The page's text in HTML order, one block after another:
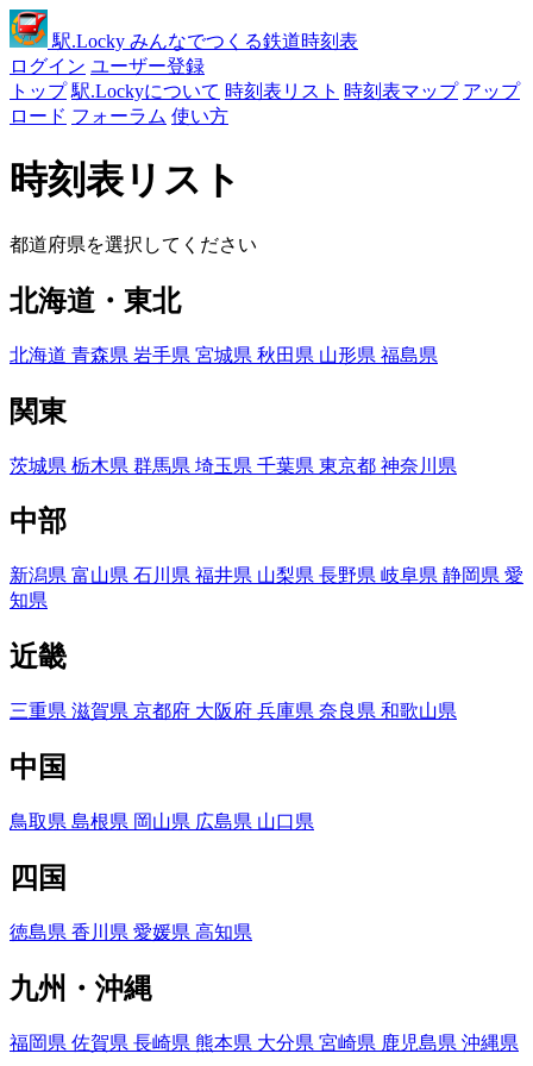
駅.Locky みんなでつくる鉄道時刻表
ログイン ユーザー登録
トップ 駅.Lockyについて 時刻表リスト 時刻表マップ アップ
ロード フォーラム 使い方
時刻表リスト
都道府県を選択してください
北海道・東北
北海道 青森県 岩手県 宮城県 秋田県 山形県 福島県
関東
茨城県 栃木県 群馬県 埼玉県 千葉県 東京都 神奈川県
中部
新潟県 富山県 石川県 福井県 山梨県 長野県 岐阜県 静岡県 愛
知県
近畿
三重県 滋賀県 京都府 大阪府 兵庫県 奈良県 和歌山県
中国
鳥取県 島根県 岡山県 広島県 山口県
四国
徳島県 香川県 愛媛県 高知県
九州・沖縄
福岡県 佐賀県 長崎県 熊本県 大分県 宮崎県 鹿児島県 沖縄県